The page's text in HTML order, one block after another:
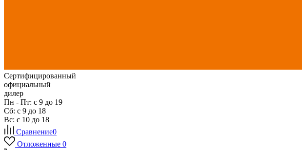
Сертифицированный
официальный
дилер
Пн - Пт: с 9 до 19
Сб: с 9 до 18
Вс: с 10 до 18
Сравнение0
Отложенные 0